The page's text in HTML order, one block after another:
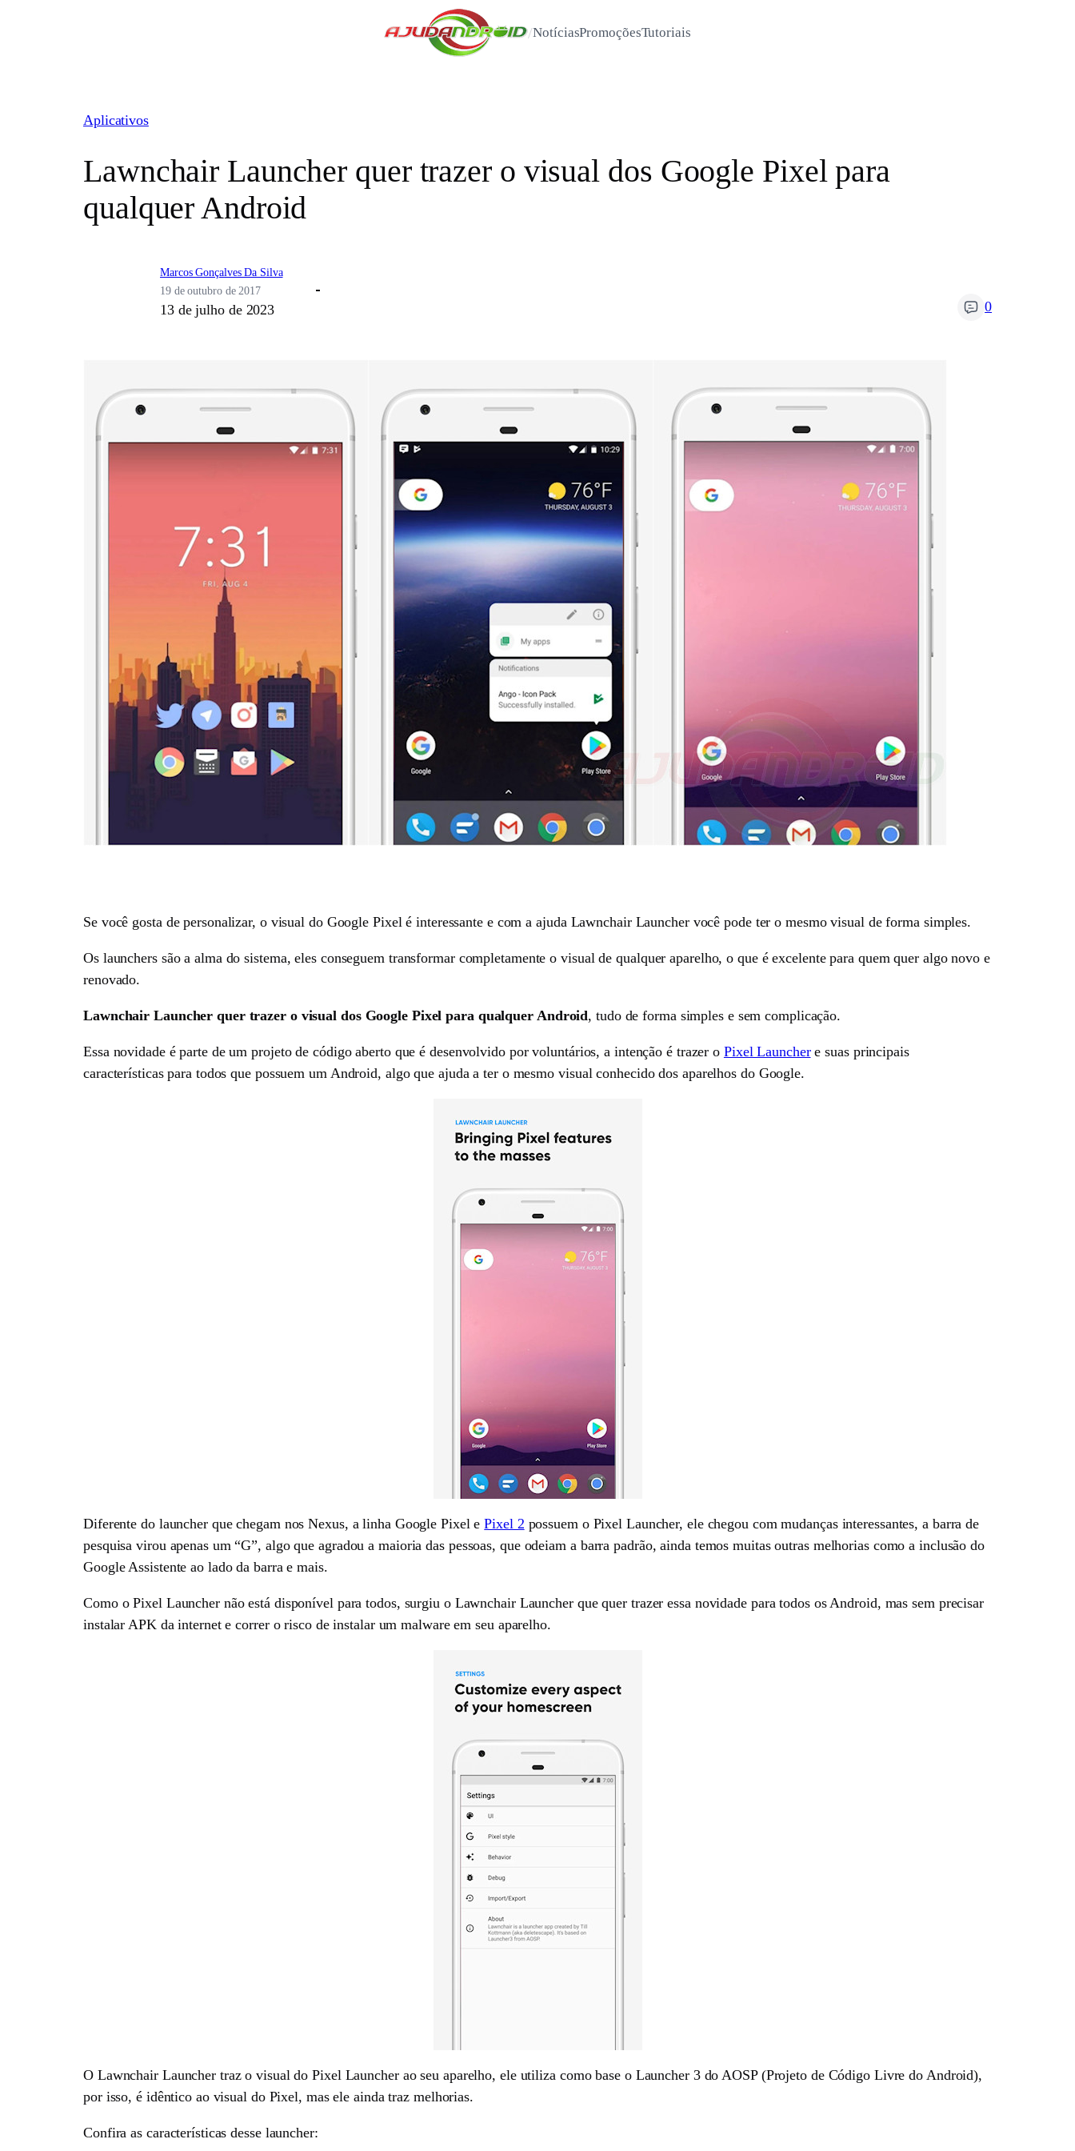
/NotíciasPromoçõesTutoriais
Aplicativos
Lawnchair Launcher quer trazer o visual dos Google Pixel para
qualquer Android
Marcos Gonçalves Da Silva
19 de outubro de 2017
13 de julho de 2023 0
Se você gosta de personalizar, o visual do Google Pixel é interessante e com a ajuda Lawnchair Launcher você pode ter o mesmo visual de forma simples.
Os launchers são a alma do sistema, eles conseguem transformar completamente o visual de qualquer aparelho, o que é excelente para quem quer algo novo e
renovado.
Lawnchair Launcher quer trazer o visual dos Google Pixel para qualquer Android, tudo de forma simples e sem complicação.
Essa novidade é parte de um projeto de código aberto que é desenvolvido por voluntários, a intenção é trazer o Pixel Launchere suas principais
características para todos que possuem um Android, algo que ajuda a ter o mesmo visual conhecido dos aparelhos do Google.
Diferente do launcher que chegam nos Nexus, a linha Google Pixel ePixel 2 possuem o Pixel Launcher, ele chegou com mudanças interessantes, a barra de
pesquisa virou apenas um “G”, algo que agradou a maioria das pessoas, que odeiam a barra padrão, ainda temos muitas outras melhorias como a inclusão do
Google Assistente ao lado da barra e mais.
Como o Pixel Launcher não está disponível para todos, surgiu o Lawnchair Launcher que quer trazer essa novidade para todos os Android, mas sem precisar
instalar APK da internet e correr o risco de instalar um malware em seu aparelho.
O Lawnchair Launcher traz o visual do Pixel Launcher ao seu aparelho, ele utiliza como base o Launcher 3 do AOSP (Projeto de Código Livre do Android),
por isso, é idêntico ao visual do Pixel, mas ele ainda traz melhorias.
Confira as características desse launcher: